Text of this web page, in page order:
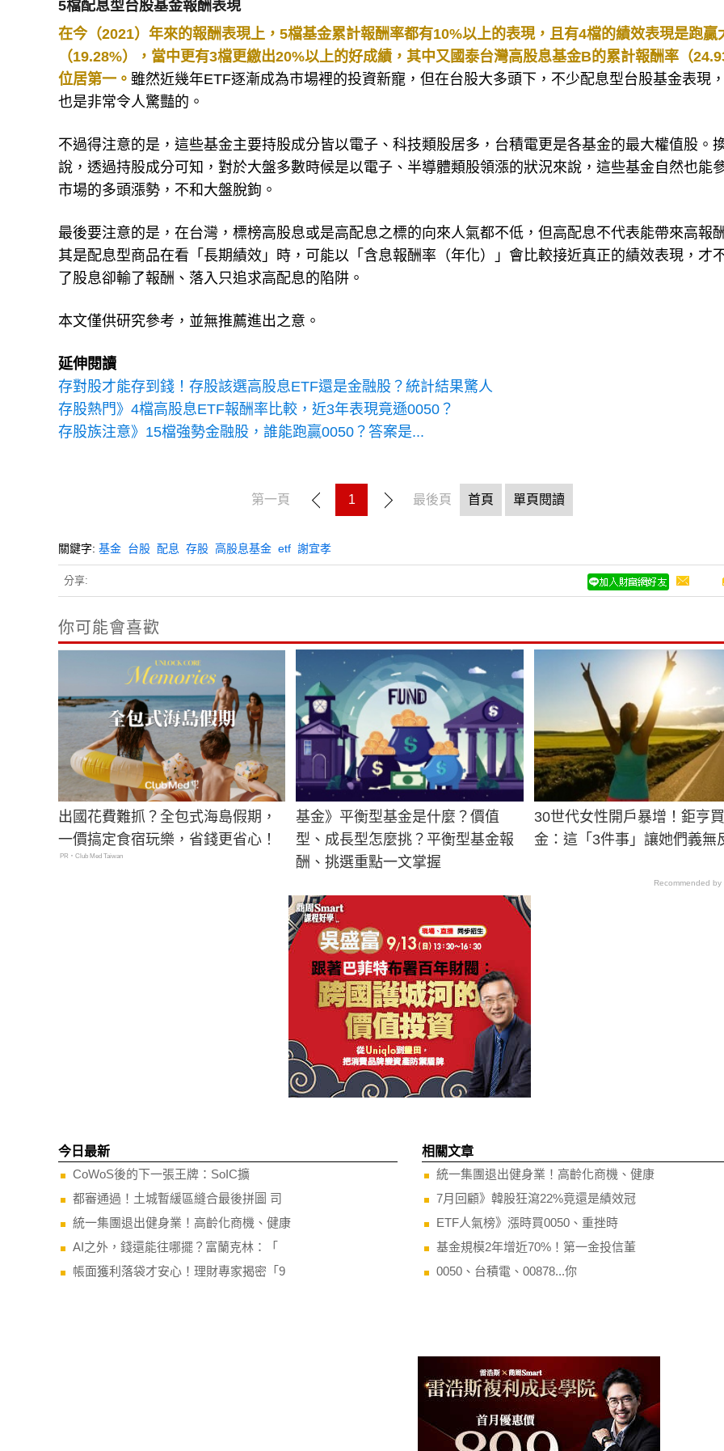
5檔配息型台股基金報酬表現
在今（2021）年來的報酬表現上，5檔基金累計報酬率都有10%以上的表現，且有4檔的績效表現是跑贏
（19.28%），當中更有3檔更繳出20%以上的好成績，其中又國泰台灣高股息基金B的累計報酬率（
位居第一。 雖然近幾年ETF逐漸成為市場裡的投資新寵，但在台股大多頭下，不少配息型台股基金表現
不過得注意的是，這些基金主要持股成分皆以電子、科技類股居多，台積電更是各基金的最大權值股。
說，透過持股成分可知，對於大盤多數時候是以電子、半導體類股領漲的狀況來說，這些基金自然也能
最後要注意的是，在台灣，標榜高股息或是高配息之標的向來人氣都不低，但高配息不代表能帶來高報
其是配息型商品在看「長期績效」時，可能以「含息報酬率（年化）」會比較接近真正的績效表現，才
延伸閱讀
存對股才能存到錢！存股該選高股息ETF還是金融股？統計結果驚人
存股熱門》4檔高股息ETF報酬率比較，近3年表現竟遜0050？
1 首頁 單頁閱讀
關鍵字: 基金 台股 配息 存股 高股息基金 etf 謝宜孝
分享:
你可能會喜歡
出國花費難抓？全包式海島假期，
一價搞定食宿玩樂，省錢更省心！
基金》平衡型基金是什麼？價值
型、成長型怎麼挑？平衡型基金報
30世代女性開戶暴增！鉅亨
今日最新
CoWoS後的下一張王牌：SoIC擴
都審通過！土城暫緩區縫合最後拼圖 司
統一集團退出健身業！高齡化商機、健康
AI之外，錢還能往哪擺？富蘭克林：「
相關文章
統一集團退出健身業！高齡化商機、健康
7月回顧》韓股狂瀉22%竟還是績效冠
ETF人氣榜》漲時買0050、重挫時
基金規模2年增近70%！第一金投信董